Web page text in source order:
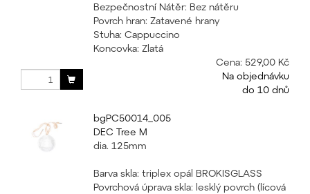
Bezpečnostní Nátěr: Bez nátěru
Povrch hran: Zatavené hrany
Stuha: Cappuccino
Koncovka: Zlatá
Cena: 529,00 Kč
Na objednávku
do 10 dnů
bgPC50014_005
DEC Tree M
dia. 125mm
Barva skla: triplex opál BROKISGLASS
Povrchová úprava skla: lesklý povrch (lícová